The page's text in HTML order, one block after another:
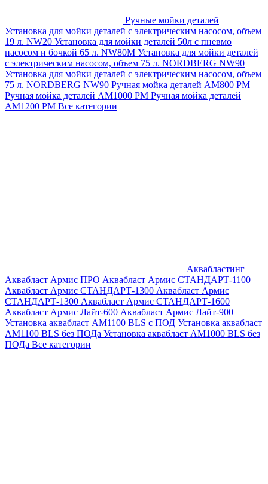
Ручные мойки деталей
Установка для мойки деталей с электрическим насосом, объем
19 л. NW20 Установка для мойки деталей 50л с пневмо
насосом и бочкой 65 л. NW80M Установка для мойки деталей
с электрическим насосом, объем 75 л. NORDBERG NW90
Установка для мойки деталей с электрическим насосом, объем
75 л. NORDBERG NW90 Ручная мойка деталей АМ800 РМ
Ручная мойка деталей АМ1000 РМ Ручная мойка деталей
АМ1200 РМ Все категории
Аквабластинг
Аквабласт Армис ПРО Аквабласт Армис СТАНДАРТ-1100
Аквабласт Армис СТАНДАРТ-1300 Аквабласт Армис
СТАНДАРТ-1300 Аквабласт Армис СТАНДАРТ-1600
Аквабласт Армис Лайт-600 Аквабласт Армис Лайт-900
Установка аквабласт AM1100 BLS с ПОД Установка аквабласт
AM1100 BLS без ПОДа Установка аквабласт AM1000 BLS без
ПОДа Все категории